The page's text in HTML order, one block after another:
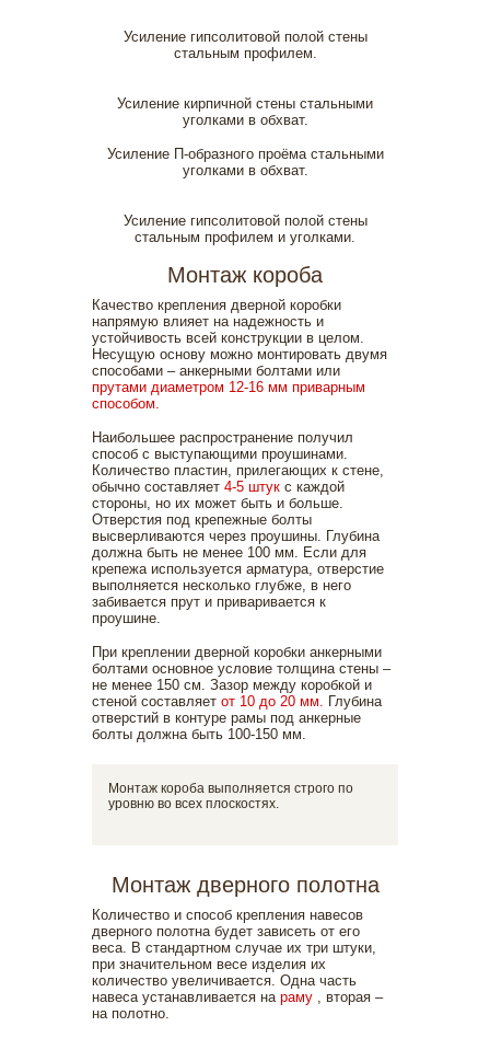
Усиление гипсолитовой полой стены
стальным профилем.
Усиление кирпичной стены стальными
уголками в обхват.
Усиление П-образного проёма стальными
уголками в обхват.
Усиление гипсолитовой полой стены
стальным профилем и уголками.
Монтаж короба
Качество крепления дверной коробки
напрямую влияет на надежность и
устойчивость всей конструкции в целом.
Несущую основу можно монтировать двумя
способами – анкерными болтами или
прутами диаметром 12-16 мм приварным
способом.
Наибольшее распространение получил
способ с выступающими проушинами.
Количество пластин, прилегающих к стене,
обычно составляет 4-5 штук с каждой
стороны, но их может быть и больше.
Отверстия под крепежные болты
высверливаются через проушины. Глубина
должна быть не менее 100 мм. Если для
крепежа используется арматура, отверстие
выполняется несколько глубже, в него
забивается прут и приваривается к
проушине.
При креплении дверной коробки анкерными
болтами основное условие толщина стены –
не менее 150 см. Зазор между коробкой и
стеной составляет от 10 до 20 мм. Глубина
отверстий в контуре рамы под анкерные
болты должна быть 100-150 мм.
Монтаж короба выполняется строго по
уровню во всех плоскостях.
Монтаж дверного полотна
Количество и способ крепления навесов
дверного полотна будет зависеть от его
веса. В стандартном случае их три штуки,
при значительном весе изделия их
количество увеличивается. Одна часть
навеса устанавливается на раму , вторая –
на полотно.